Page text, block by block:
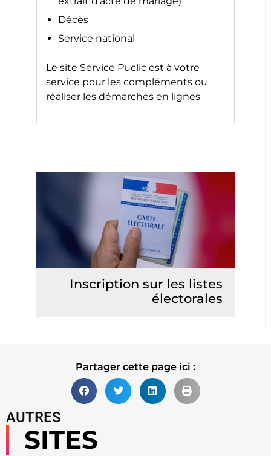
Décès
Service national
Le site Service Puclic est à votre
service pour les compléments ou
réaliser les démarches en lignes
Inscription sur les listes
électorales
Partager cette page ici :
AUTRES
SITES